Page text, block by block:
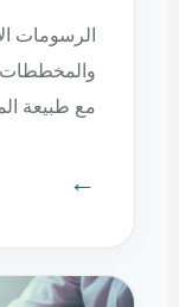
الرسومات
والمخططات
مع طبيعة
←